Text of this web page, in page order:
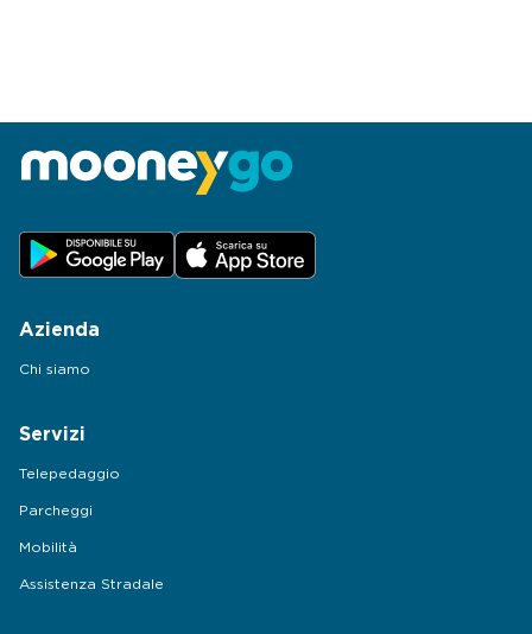
Azienda
Chi siamo
Servizi
Telepedaggio
Parcheggi
Mobilità
Assistenza Stradale